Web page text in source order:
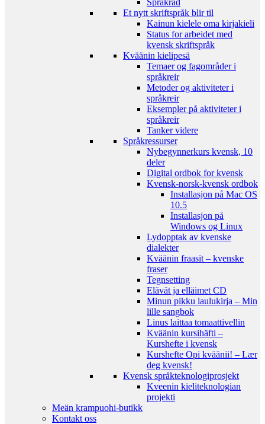
Språkråd
Et nytt skriftspråk blir til
Kainun kielele oma kirjakieli
Status for arbeidet med
kvensk skriftspråk
Kväänin kielipesä
Temaer og fagområder i
språkreir
Metoder og aktiviteter i
språkreir
Eksempler på aktiviteter i
språkreir
Tanker videre
Språkressurser
Nybegynnerkurs kvensk, 10
deler
Digital ordbok for kvensk
Kvensk-norsk-kvensk ordbok
Installasjon på Mac OS
10.5
Installasjon på
Windows og Linux
Lydopptak av kvenske
dialekter
Kväänin fraasit – kvenske
fraser
Tegnsetting
Elävät ja elläimet CD
Minun pikku laulukirja – Min
lille sangbok
Linus laittaa tomaattivellin
Kväänin kursihäfti –
Kurshefte i kvensk
Kurshefte Opi kväänii! – Lær
deg kvensk!
Kvensk språkteknologiprosjekt
Kveenin kieliteknologian
projekti
Meän krampuohi-butikk
Kontakt oss